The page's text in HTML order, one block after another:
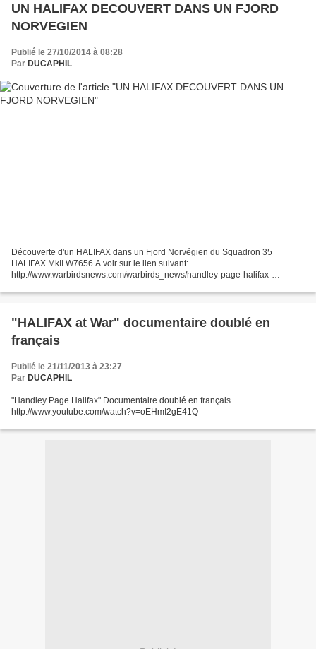
UN HALIFAX DECOUVERT DANS UN FJORD
NORVEGIEN
Publié le 27/10/2014 à 08:28
Par DUCAPHIL
Découverte d'un HALIFAX dans un Fjord Norvégien du Squadron 35
HALIFAX MkII W7656 A voir sur le lien suivant:
http://www.warbirdsnews.com/warbirds_news/handley-page-halifax-
"HALIFAX at War" documentaire doublé en
français
Publié le 21/11/2013 à 23:27
Par DUCAPHIL
"Handley Page Halifax" Documentaire doublé en français
http://www.youtube.com/watch?v=oEHmI2gE41Q